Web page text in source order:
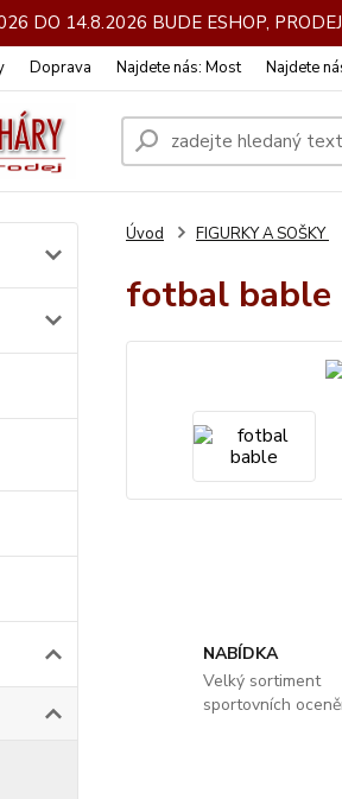
DO 14.8.2026 BUDE ESHOP,
Doprava Najdete nás: Most Najdete
Úvod FIGURKY A SOŠKY
fotbal bable
NABÍDKA
Velký sortiment
sportovních